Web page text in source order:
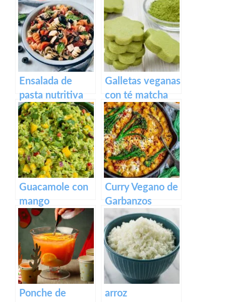
cacao
en freidora de
aire (solo 3
ingredientes)
Ensalada de
pasta nutritiva
Galletas veganas
con té matcha
Guacamole con
mango
Curry Vegano de
Garbanzos
Ponche de
arroz